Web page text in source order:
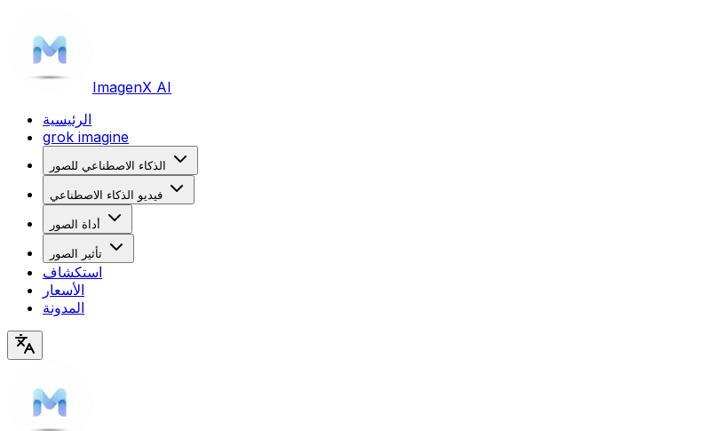
ImagenX AI
الرئيسية
grok imagine
الذكاء الاصطناعي للصور
فيديو الذكاء الاصطناعي
أداة الصور
تأثير الصور
استكشاف
الأسعار
المدونة